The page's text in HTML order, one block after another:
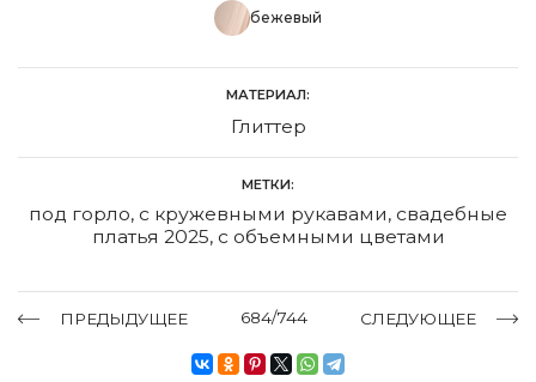
бежевый
МАТЕРИАЛ:
Глиттер
МЕТКИ:
под горло, с кружевными рукавами, свадебные
платья 2025, с объемными цветами
ПРЕДЫДУЩЕЕ 684/744 СЛЕДУЮЩЕЕ